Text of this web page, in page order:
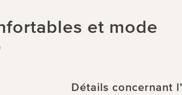
et mode
Détails concernant